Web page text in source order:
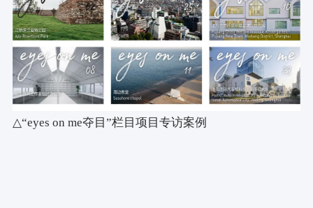
△“eyes on me夺目”栏目项目专访案例